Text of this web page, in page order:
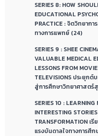
SERIES 8: HOW
EDUCATIONAL
PRACTICE : จิตวิทยาก
ทางการแพทย์ (24)
SERIES 9 : SHEE
VALUABLE MEDICAL
LESSONS FROM
TELEVISIONS ประยุก
สู่การศึกษาวิทยาศาสตร์
SERIES 10 : LEARNING
INTERESTING
TRANSFORMATION เ
แรงบันดาลใจทางการศึก